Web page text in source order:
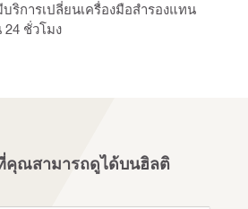
ริการเปลี่ยนเครื่องมือสำรองแทน
24 ชั่วโมง
คุณสามารถดูได้บนฮิลติ